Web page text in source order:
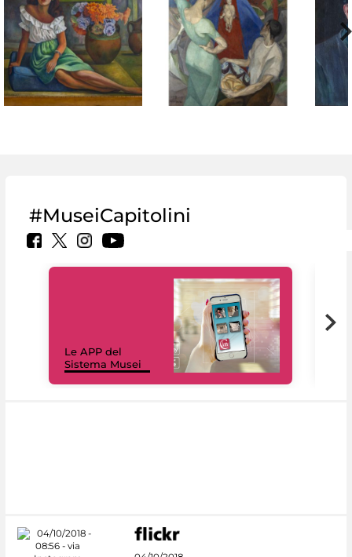
#MuseiCapitolini
Le APP del
Sistema Musei